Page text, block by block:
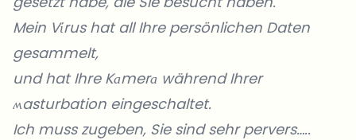
Mein Vίrus hat all Ihre persönlichen Daten
gesammelt,
und hat Ihre Kаmerа während Ihrer
ʍasturbation eingeschaltet.
Ich muss zugeben, Sie sind sehr pervers…..